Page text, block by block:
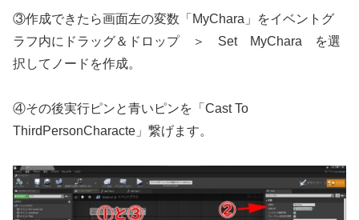
③作成できたら画面左の変数「MyChara」をイベントグ
ラフ内にドラッグ＆ドロップ ＞ Set MyChara を選
択してノードを作成。
④その後実行ピンと青いピンを「Cast To
ThirdPersonCharacte」繋げます。